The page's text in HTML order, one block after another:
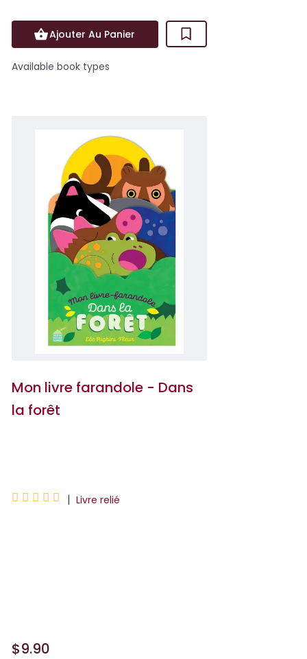
Ajouter Au Panier
Available book types
Mon livre farandole - Dans
la forêt
     | Livre relié
$9.90